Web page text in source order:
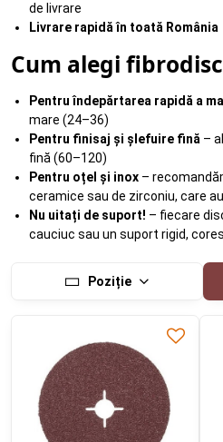
de livrare
Livrare rapidă în toată România
Cum alegi
Pentru îndepărtarea rapidă a
mare (24–36)
Pentru finisaj și șlefuire fină –
fină (60–120)
Pentru oțel și inox –
ceramice sau de zirconiu, care
Nu uitați de suport! – fiecare
cauciuc sau un suport rigid,
Poziție